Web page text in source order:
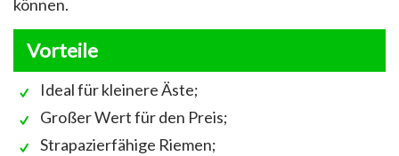
können.
Vorteile
Ideal für kleinere Äste;
Großer Wert für den Preis;
Strapazierfähige Riemen;